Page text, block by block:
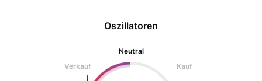
Oszillatoren
Neutral
Verkauf
Kauf